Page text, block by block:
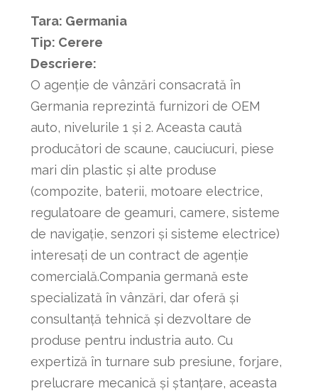
Tara: Germania
Tip: Cerere
Descriere:
O agenție de vânzări consacrată în
Germania reprezintă furnizori de OEM
auto, nivelurile 1 și 2. Aceasta caută
producători de scaune, cauciucuri, piese
mari din plastic și alte produse
(compozite, baterii, motoare electrice,
regulatoare de geamuri, camere, sisteme
de navigație, senzori și sisteme electrice)
interesați de un contract de agenție
comercială.Compania germană este
specializată în vânzări, dar oferă și
consultanță tehnică și dezvoltare de
produse pentru industria auto. Cu
expertiză în turnare sub presiune, forjare,
prelucrare mecanică și ștanțare, aceasta